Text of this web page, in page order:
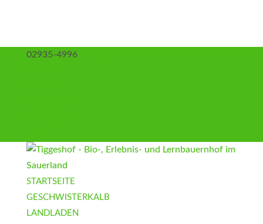
02935-4996
STARTSEITE
GESCHWISTERKALB
LANDLADEN